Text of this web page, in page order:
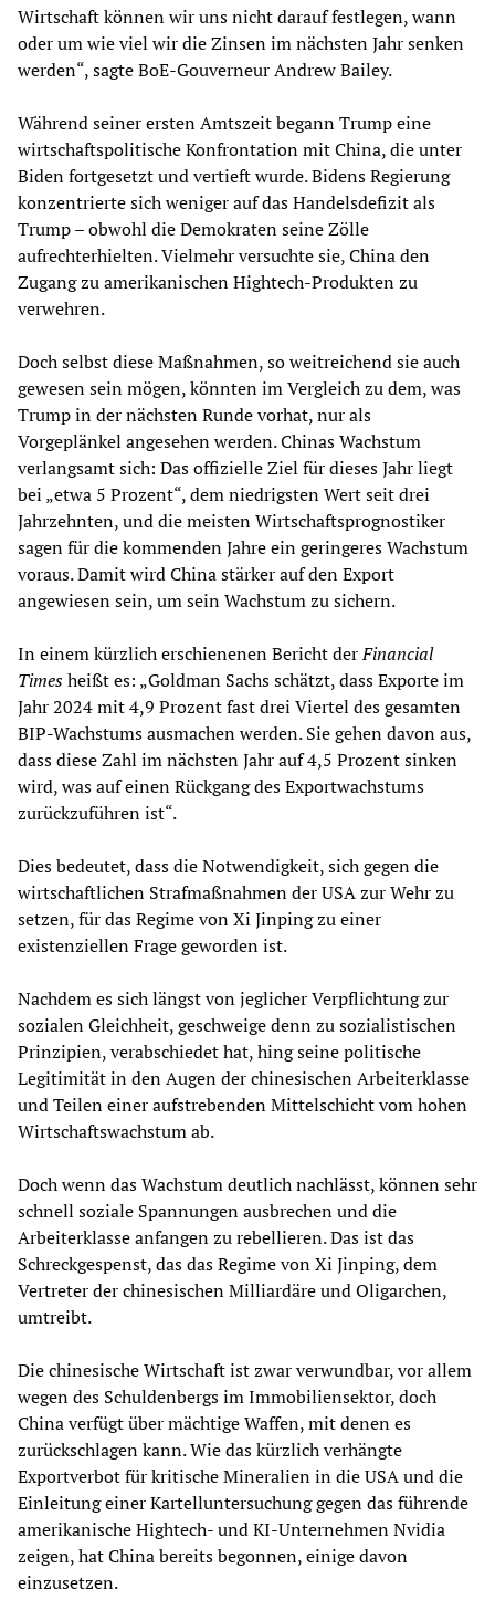
Wirtschaft können wir uns nicht darauf festlegen, wann
oder um wie viel wir die Zinsen im nächsten Jahr senken
werden“, sagte BoE-Gouverneur Andrew Bailey.
Während seiner ersten Amtszeit begann Trump eine
wirtschaftspolitische Konfrontation mit China, die unter
Biden fortgesetzt und vertieft wurde. Bidens Regierung
konzentrierte sich weniger auf das Handelsdefizit als
Trump – obwohl die Demokraten seine Zölle
aufrechterhielten. Vielmehr versuchte sie, China den
Zugang zu amerikanischen Hightech-Produkten zu
verwehren.
Doch selbst diese Maßnahmen, so weitreichend sie auch
gewesen sein mögen, könnten im Vergleich zu dem, was
Trump in der nächsten Runde vorhat, nur als
Vorgeplänkel angesehen werden. Chinas Wachstum
verlangsamt sich: Das offizielle Ziel für dieses Jahr liegt
bei „etwa 5 Prozent“, dem niedrigsten Wert seit drei
Jahrzehnten, und die meisten Wirtschaftsprognostiker
sagen für die kommenden Jahre ein geringeres Wachstum
voraus. Damit wird China stärker auf den Export
angewiesen sein, um sein Wachstum zu sichern.
In einem kürzlich erschienenen Bericht derFinancial
Timesheißt es: „Goldman Sachs schätzt, dass Exporte im
Jahr 2024 mit 4,9 Prozent fast drei Viertel des gesamten
BIP-Wachstums ausmachen werden. Sie gehen davon aus,
dass diese Zahl im nächsten Jahr auf 4,5 Prozent sinken
wird, was auf einen Rückgang des Exportwachstums
zurückzuführen ist“.
Dies bedeutet, dass die Notwendigkeit, sich gegen die
wirtschaftlichen Strafmaßnahmen der USA zur Wehr zu
setzen, für das Regime von Xi Jinping zu einer
existenziellen Frage geworden ist.
Nachdem es sich längst von jeglicher Verpflichtung zur
sozialen Gleichheit, geschweige denn zu sozialistischen
Prinzipien, verabschiedet hat, hing seine politische
Legitimität in den Augen der chinesischen Arbeiterklasse
und Teilen einer aufstrebenden Mittelschicht vom hohen
Wirtschaftswachstum ab.
Doch wenn das Wachstum deutlich nachlässt, können sehr
schnell soziale Spannungen ausbrechen und die
Arbeiterklasse anfangen zu rebellieren. Das ist das
Schreckgespenst, das das Regime von Xi Jinping, dem
Vertreter der chinesischen Milliardäre und Oligarchen,
umtreibt.
Die chinesische Wirtschaft ist zwar verwundbar, vor allem
wegen des Schuldenbergs im Immobiliensektor, doch
China verfügt über mächtige Waffen, mit denen es
zurückschlagen kann. Wie das kürzlich verhängte
Exportverbot für kritische Mineralien in die USA und die
Einleitung einer Kartelluntersuchung gegen das führende
amerikanische Hightech- und KI-Unternehmen Nvidia
zeigen, hat China bereits begonnen, einige davon
einzusetzen.